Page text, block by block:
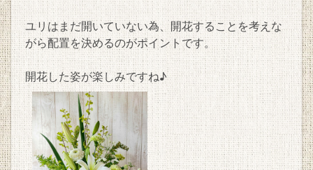
ユリはまだ開いていない為、開花することを考えな
がら配置を決めるのがポイントです。
開花した姿が楽しみですね♪